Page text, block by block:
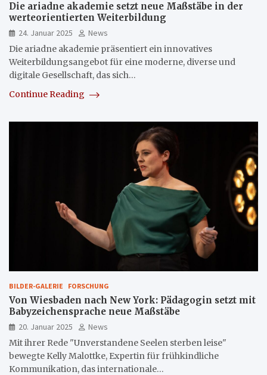
Die ariadne akademie setzt neue Maßstäbe in der
werteorientierten Weiterbildung
24. Januar 2025
News
Die ariadne akademie präsentiert ein innovatives
Weiterbildungsangebot für eine moderne, diverse und
digitale Gesellschaft, das sich…
Continue Reading
BILDER-GALERIE FORSCHUNG
Von Wiesbaden nach New York: Pädagogin setzt mit
Babyzeichensprache neue Maßstäbe
20. Januar 2025
News
Mit ihrer Rede "Unverstandene Seelen sterben leise"
bewegte Kelly Malottke, Expertin für frühkindliche
Kommunikation, das internationale…